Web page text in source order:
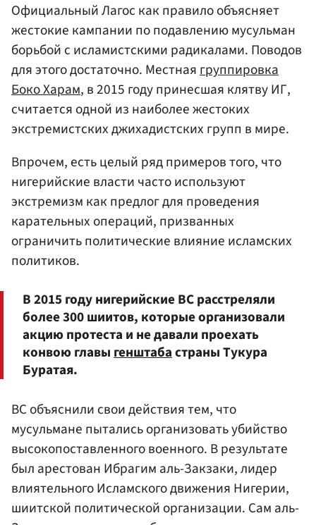
Официальный Лагос как правило объясняет
жестокие кампании по подавлению мусульман
борьбой с исламистскими радикалами. Поводов
для этого достаточно. Местнаягруппировка
Боко Харам, в 2015 году принесшая клятву ИГ,
считается одной из наиболее жестоких
экстремистских джихадистских групп в мире.
Впрочем, есть целый ряд примеров того, что
нигерийские власти часто используют
экстремизм как предлог для проведения
карательных операций, призванных
ограничить политические влияние исламских
политиков.
В 2015 году нигерийские ВС расстреляли
более 300 шиитов, которые организовали
акцию протеста и не давали проехать
конвою главыгенштабастраны Тукура
Буратая.
ВС объяснили свои действия тем, что
мусульмане пытались организовать убийство
высокопоставленного военного. В результате
был арестован Ибрагим аль-Закзаки, лидер
влиятельного Исламского движения Нигерии,
шиитской политической организации. Сам аль-